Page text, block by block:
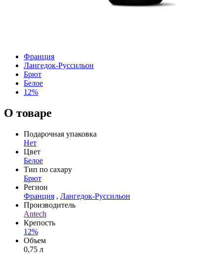
Франция
Лангедок-Руссильон
Брют
Белое
12%
О товаре
Подарочная упаковка
Нет
Цвет
Белое
Тип по сахару
Брют
Регион
Франция , Лангедок-Руссильон
Производитель
Antech
Крепость
12%
Объем
0,75 л